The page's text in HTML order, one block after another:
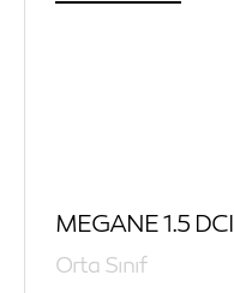
MEGANE 1.5 DCI
Orta Sınıf